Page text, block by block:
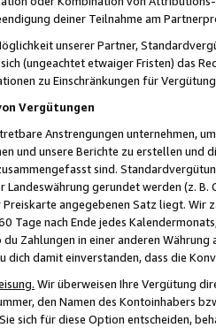
deiner Teilnahme am
unserer Partner,
(ungeachtet etwaiger Fristen) das
zu Einschränkungen für
Vergütungen
Anstrengungen unternehmen,
und unsere Berichte zu erstellen und
sind.
Landeswährung gerundet werden (z.
angegebenen Satz liegt.
Tage nach Ende jedes
Zahlungen in einer anderen
dich damit einverstanden, dass die
Wir überweisen Ihre Vergütung
den Namen des Kontoinhabers
sich für diese Option entscheiden,